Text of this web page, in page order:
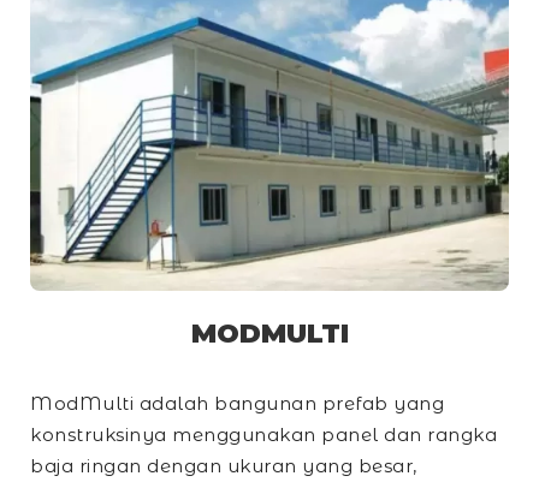
MODMULTI
ModMulti adalah bangunan prefab yang
konstruksinya menggunakan panel dan rangka
baja ringan dengan ukuran yang besar,